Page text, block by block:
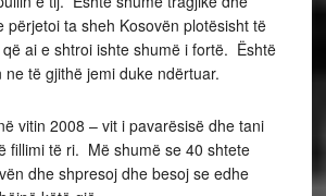
përjetoi ta sheh Kosovën plotësisht të
ai e shtroi ishte shumë i fortë. Është
të gjithë jemi duke ndërtuar.
vitin 2008 – vit i pavarësisë dhe tani
fillimi të ri. Më shumë se 40 shtete
dhe shpresoj dhe besoj se edhe